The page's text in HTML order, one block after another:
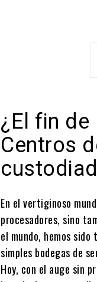
¿El fin
Centros
En el vertiginoso
procesadores, sino
el mundo, hemos
simples bodegas de
Hoy, con el auge sin